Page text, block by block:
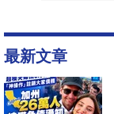
最新文章